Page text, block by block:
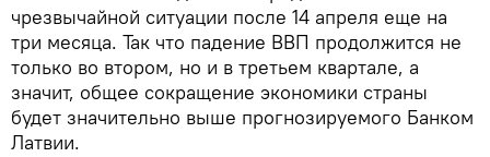
чрезвычайной ситуации после 14 апреля еще на
три месяца. Так что падение ВВП продолжится не
только во втором, но и в третьем квартале, а
значит, общее сокращение экономики страны
будет значительно выше прогнозируемого Банком
Латвии.